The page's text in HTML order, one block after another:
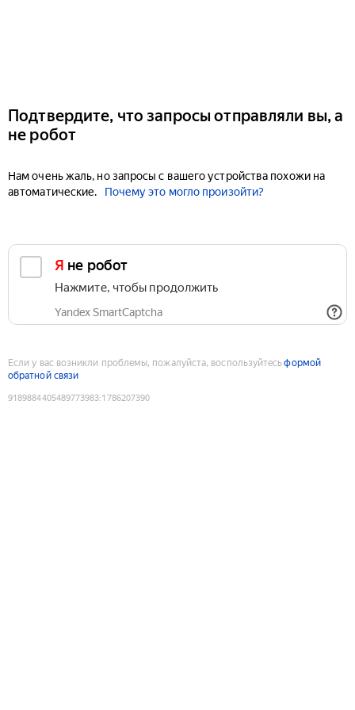
Подтвердите, что запросы отправляли вы, а
не робот
Нам очень жаль, но запросы с вашего устройства похожи на
автоматические.
Почему это могло произойти?
Я не робот
Нажмите, чтобы продолжить
Yandex SmartCaptcha
Если у вас возникли проблемы, пожалуйста, воспользуйтесьформой
обратной связи
9189884405489773983:1786207390